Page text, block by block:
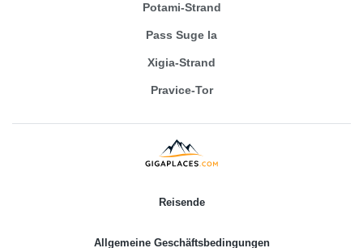
Potami-Strand
Pass Suge la
Xigia-Strand
Pravice-Tor
Reisende
Allgemeine Geschäftsbedingungen